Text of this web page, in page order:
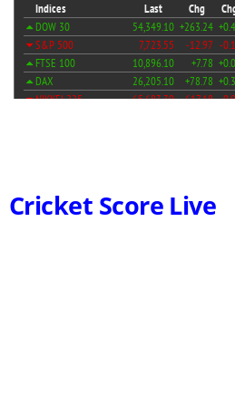
Cricket Score Live